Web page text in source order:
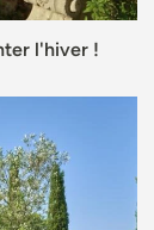
l'hiver !